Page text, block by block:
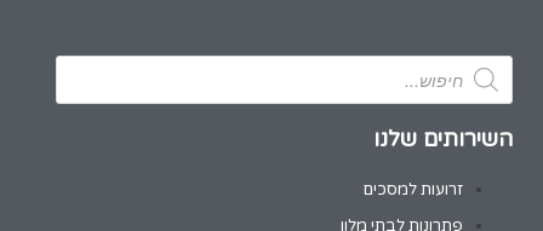
השירותים שלנו
זרועות למסכים
פתרונות לבתי מלון